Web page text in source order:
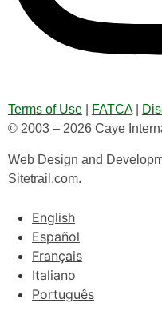
Terms of Use FATCA|
© 2003 – 2026 Caye
Web Design and
Sitetrail.com.
English
Español
Français
Italiano
Português